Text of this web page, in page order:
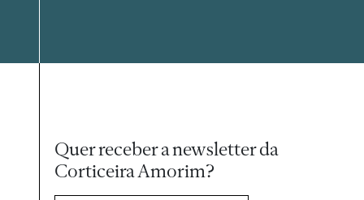
Quer receber a newsletter da
Corticeira Amorim?